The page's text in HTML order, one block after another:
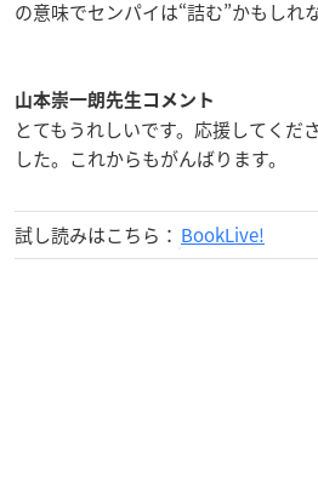
の意味でセンパイは“詰む”かもしれ
山本崇一朗先生コメント
とてもうれしいです。応援してくだ
した。これからもがんばります。
試し読みはこちら： BookLive!